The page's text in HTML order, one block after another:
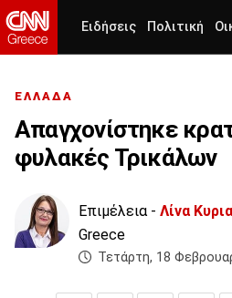
Ειδήσεις Πολιτική
ΕΛΛΑΔΑ
Απαγχονίστηκε
φυλακές Τρικάλων
Επιμέλεια - Λίνα
Greece
Τετάρτη, 18